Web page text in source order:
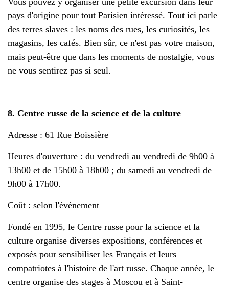
pays d'origine pour tout Parisien intéressé. Tout ici parle
des terres slaves : les noms des rues, les curiosités, les
magasins, les cafés. Bien sûr, ce n'est pas votre maison,
mais peut-être que dans les moments de nostalgie, vous
ne vous sentirez pas si seul.
8. Centre russe de la science et de la culture
Adresse : 61 Rue Boissière
Heures d'ouverture : du vendredi au vendredi de 9h00 à
13h00 et de 15h00 à 18h00 ; du samedi au vendredi de
9h00 à 17h00.
Coût : selon l'événement
Fondé en 1995, le Centre russe pour la science et la
culture organise diverses expositions, conférences et
exposés pour sensibiliser les Français et leurs
compatriotes à l'histoire de l'art russe. Chaque année, le
centre organise des stages à Moscou et à Saint-